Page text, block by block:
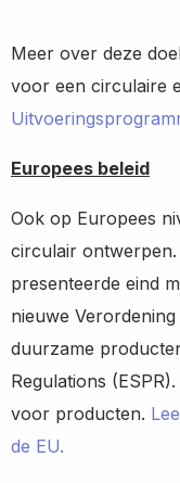
Meer over deze
voor een circulaire
Europees beleid
Ook op Europees
circulair ontwerpen.
presenteerde eind
nieuwe
duurzame
Regulations
voor producten.
de EU.